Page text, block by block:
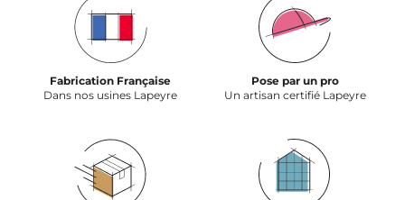
Fabrication Française
Dans nos usines Lapeyre
Pose par un pro
Un artisan certifié Lapeyre